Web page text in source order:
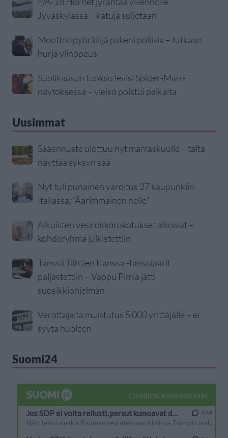
Jyväskylässä – katuja suljetaan
Moottoripyöräilijä pakeni poliisia – tutkaan
hurja ylinopeus
Suolikaasun tuoksu levisi Spider-Man -
näytöksessä – yleisö poistui paikalta
Uusimmat
Sääennuste ulottuu nyt marraskuulle – tältä
näyttää syksyn sää
Nyt tuli punainen varoitus 27 kaupunkiin
Italiassa: ”Äärimmäinen helle”
Aikuisten vesirokkorokotukset alkoivat –
kohderyhmä julkistettiin
Tanssii Tähtien Kanssa -tanssiparit
paljastettiin – Vappu Pimiä jätti
suosikkiohjelman
Verottajalta muistutus 5 000 yrittäjälle – ei
syytä huoleen
Suomi24